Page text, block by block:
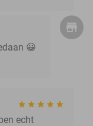
😀
echt